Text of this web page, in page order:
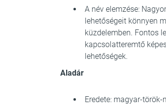
A név elemzése:
lehetőségeit könnyen
küzdelemben. Fontos
kapcsolatteremtő
lehetőségek.
Aladár
Eredete: magyar-török-